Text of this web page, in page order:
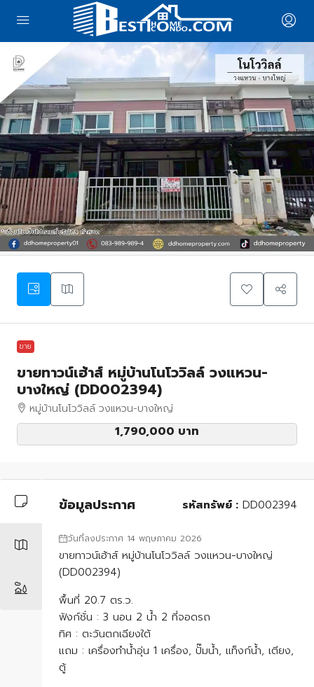
ขาย
ขายทาวน์เฮ้าส์ หมู่บ้านโนโววิลล์ วงแหวน-
บางใหญ่ (DD002394)
หมู่บ้านโนโววิลล์ วงแหวน-บางใหญ่
1,790,000 บาท
ข้อมูลประกาศ รหัสทรัพย์ : DD002394
วันที่ลงประกาศ 14 พฤษภาคม 2026
ขายทาวน์เฮ้าส์ หมู่บ้านโนโววิลล์ วงแหวน-บางใหญ่
(DD002394)
พื้นที่ 20.7 ตร.ว.
ฟังก์ชั่น : 3 นอน 2 น้ำ 2 ที่จอดรถ
ทิศ : ตะวันตกเฉียงใต้
แถม : เครื่องทำน้ำอุ่น 1 เครื่อง, ปั๊มน้ำ, แท็งก์น้ำ, เตียง,
ตู้